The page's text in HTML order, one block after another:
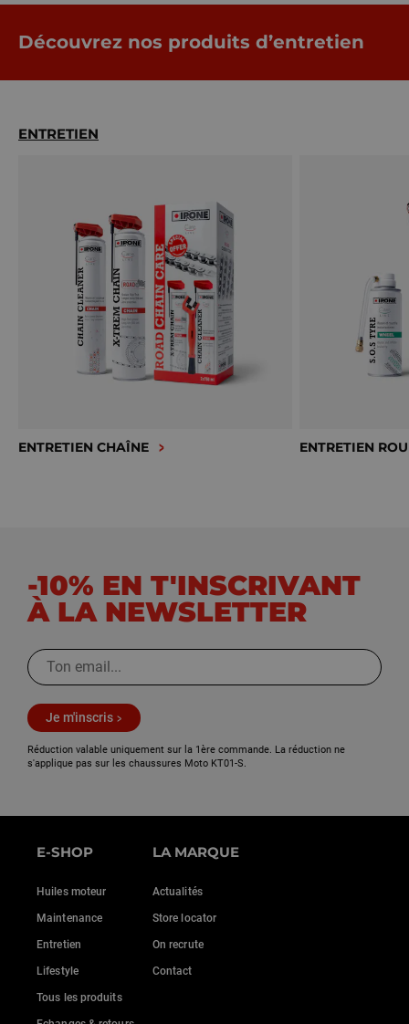
Découvrez nos produits d’entretien
ENTRETIEN
ENTRETIEN CHAÎNE ENTRETIEN
-10% EN T'INSCRIVANT
À LA NEWSLETTER
Je m'inscris
Réduction valable uniquement sur la 1ère commande. La réduction ne
s'applique pas sur les chaussures Moto KT01-S.
E-SHOP
Huiles moteur
Maintenance
Entretien
Lifestyle
Tous les produits
LA MARQUE
Actualités
Store locator
On recrute
Contact